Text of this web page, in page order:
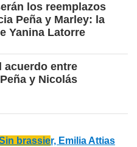
los reemplazos
Peña y Marley: la
Yanina Latorre
acuerdo entre
y Nicolás
brassier, Emilia Attias